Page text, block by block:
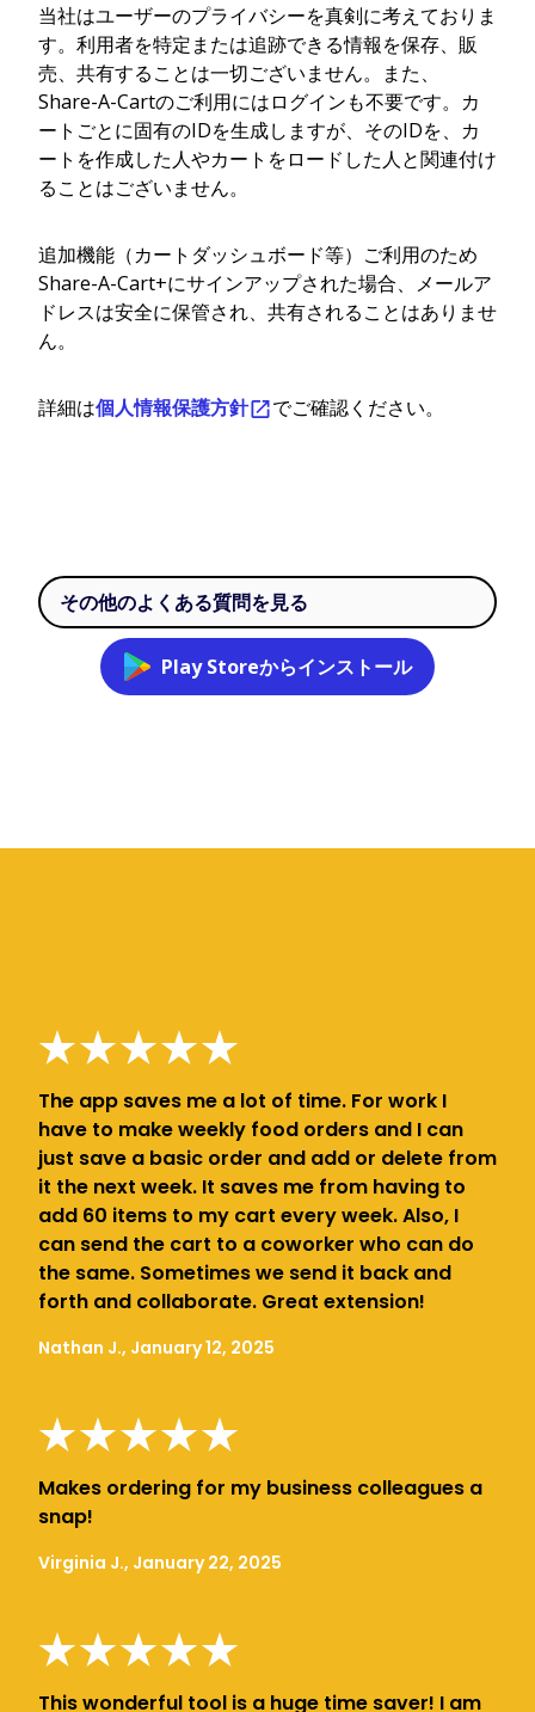
当社はユーザーのプライバシーを真剣に考えておりま
す。利用者を特定または追跡できる情報を保存、販
売、共有することは一切ございません。また、
Share-A-Cartのご利用にはログインも不要です。カ
ートごとに固有のIDを生成しますが、そのIDを、カ
ートを作成した人やカートをロードした人と関連付け
ることはございません。
追加機能（カートダッシュボード等）ご利用のため
Share-A-Cart+にサインアップされた場合、メールア
ドレスは安全に保管され、共有されることはありませ
ん。
詳細は個人情報保護方針 でご確認ください。
その他のよくある質問を見る
Play Storeからインストール
The app saves me a lot of time. For work I
have to make weekly food orders and I can
just save a basic order and add or delete from
it the next week. It saves me from having to
add 60 items to my cart every week. Also, I
can send the cart to a coworker who can do
the same. Sometimes we send it back and
forth and collaborate. Great extension!
Nathan J., January 12, 2025
Makes ordering for my business colleagues a
snap!
Virginia J., January 22, 2025
This wonderful tool is a huge time saver! I am